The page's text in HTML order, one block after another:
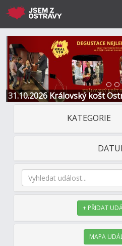
31.10.2026 Královský košt
Restaurace a Hotel
Předchozí
KATEGORIE
+ PŘIDAT
MAPA